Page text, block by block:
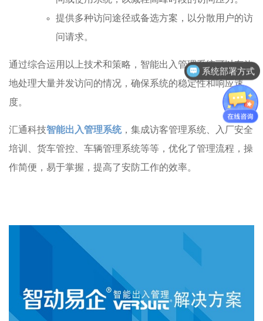
提供多种访问途径或备选方案，以分散用户的访
问请求。
通过综合运用以上技术和策略，智能出入管理系统可以有效
地处理大量并发访问的情况，确保系统的稳定性和响应速
度。
汇通科技智能出入管理系统，集成访客管理系统、入厂安全
培训、货车管控、车辆管理系统等等，优化了管理流程，操
作简便，易于掌握，提高了安防工作的效率。
系统部署方式